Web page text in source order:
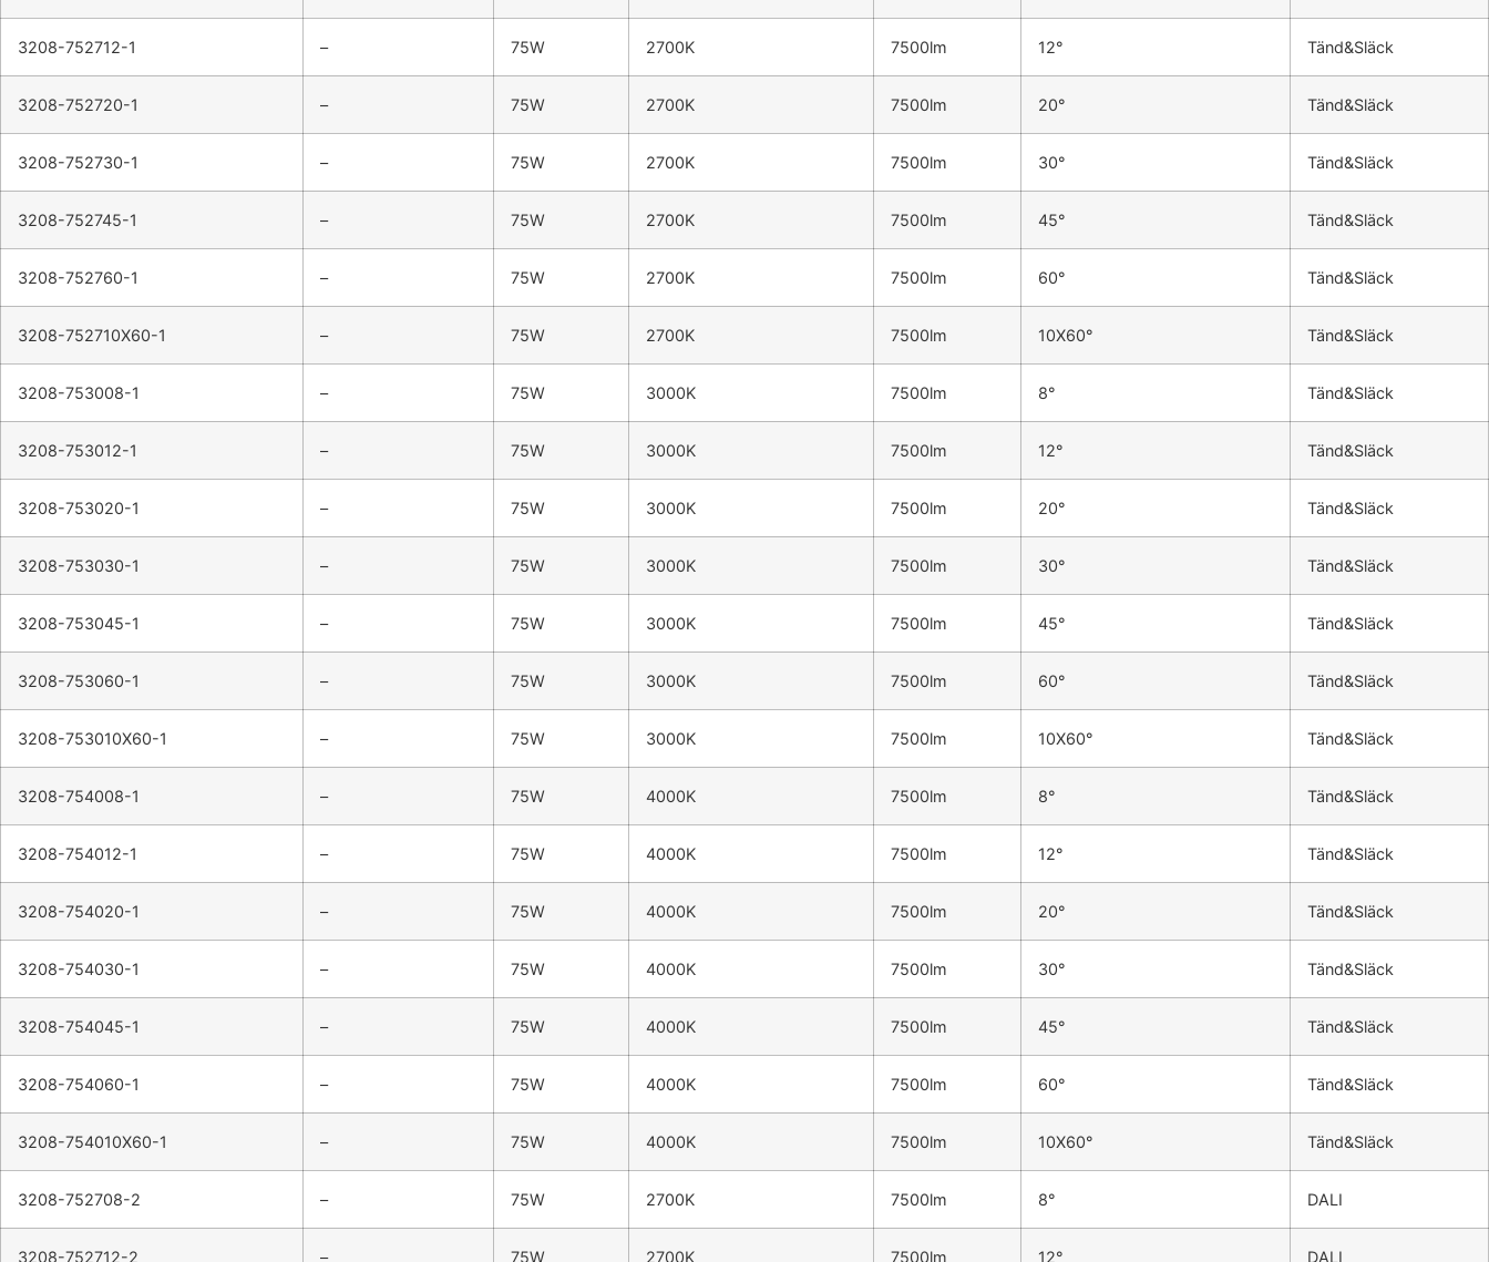
3208-752712-1 – 75W 2700K 7500lm 12° Tänd&Släck
3208-752720-1 – 75W 2700K 7500lm 20° Tänd&Släck
3208-752730-1 – 75W 2700K 7500lm 30° Tänd&Släck
3208-752745-1 – 75W 2700K 7500lm 45° Tänd&Släck
3208-752760-1 – 75W 2700K 7500lm 60° Tänd&Släck
3208-752710X60-1 – 75W 2700K 7500lm 10X60° Tänd&Släck
3208-753008-1 – 75W 3000K 7500lm 8° Tänd&Släck
3208-753012-1 – 75W 3000K 7500lm 12° Tänd&Släck
3208-753020-1 – 75W 3000K 7500lm 20° Tänd&Släck
3208-753030-1 – 75W 3000K 7500lm 30° Tänd&Släck
3208-753045-1 – 75W 3000K 7500lm 45° Tänd&Släck
3208-753060-1 – 75W 3000K 7500lm 60° Tänd&Släck
3208-753010X60-1 – 75W 3000K 7500lm 10X60° Tänd&Släck
3208-754008-1 – 75W 4000K 7500lm 8° Tänd&Släck
3208-754012-1 – 75W 4000K 7500lm 12° Tänd&Släck
3208-754020-1 – 75W 4000K 7500lm 20° Tänd&Släck
3208-754030-1 – 75W 4000K 7500lm 30° Tänd&Släck
3208-754045-1 – 75W 4000K 7500lm 45° Tänd&Släck
3208-754060-1 – 75W 4000K 7500lm 60° Tänd&Släck
3208-754010X60-1 – 75W 4000K 7500lm 10X60° Tänd&Släck
3208-752708-2 – 75W 2700K 7500lm 8° DALI
3208-752712-2 – 75W 2700K 7500lm 12° DALI